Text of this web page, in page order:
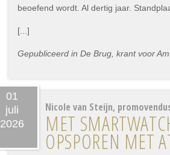
beoefend wordt. Al dertig jaar.
[...]
Gepubliceerd in De Brug, krant voor
01
juli
2026
Nicole van Steijn,
MET
OPSPOREN MET